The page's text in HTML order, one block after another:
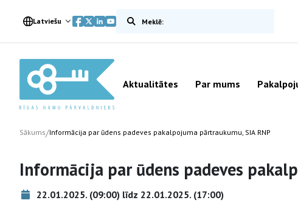
Latviešu Meklēt vietnē
Aktualitātes Par mums
Sākums/Informācija par ūdens padeves pakalpojuma pārtraukumu, SIA RNP
Informācija par ūdens padeves
22.01.2025. (09:00) līdz 22.01.2025. (17:00)